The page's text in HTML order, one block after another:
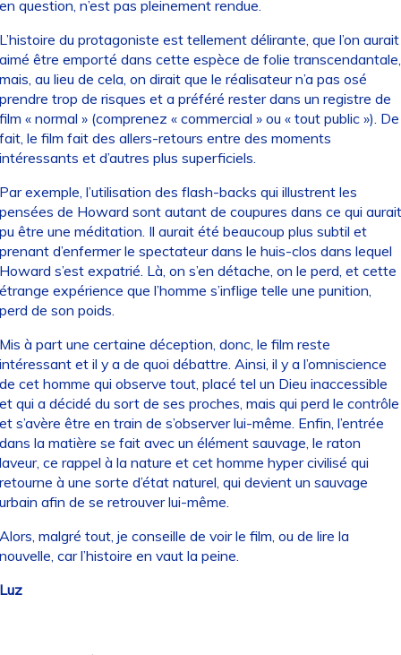
question, n’est pas pleinement rendue.
du protagoniste est tellement délirante, que l’on aurait
être emporté dans cette espèce de folie transcendantale,
au lieu de cela, on dirait que le réalisateur n’a pas osé
trop de risques et a préféré rester dans un registre de
« normal » (comprenez « commercial » ou « tout public »). De
le film fait des allers-retours entre des moments
et d’autres plus superficiels.
exemple, l’utilisation des flash-backs qui illustrent les
de Howard sont autant de coupures dans ce qui aurait
être une méditation. Il aurait été beaucoup plus subtil et
d’enfermer le spectateur dans le huis-clos dans lequel
s’est expatrié. Là, on s’en détache, on le perd, et cette
expérience que l’homme s’inflige telle une punition,
de son poids.
à part une certaine déception, donc, le film reste
et il y a de quoi débattre. Ainsi, il y a l’omniscience
cet homme qui observe tout, placé tel un Dieu inaccessible
qui a décidé du sort de ses proches, mais qui perd le contrôle
s’avère être en train de s’observer lui-même. Enfin, l’entrée
la matière se fait avec un élément sauvage, le raton
ce rappel à la nature et cet homme hyper civilisé qui
à une sorte d’état naturel, qui devient un sauvage
afin de se retrouver lui-même.
malgré tout, je conseille de voir le film, ou de lire la
car l’histoire en vaut la peine.